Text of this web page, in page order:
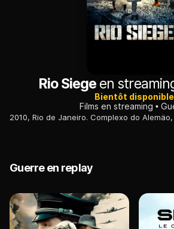
Rio Siegeen
Bientôt disponible
Films en streaming
Guerre en replay